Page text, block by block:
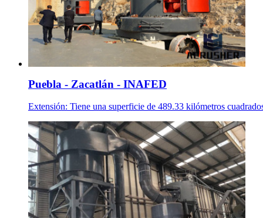
Puebla - Zacatlán - INAFED
Extensión: Tiene una superficie de 489.33 kilómetros